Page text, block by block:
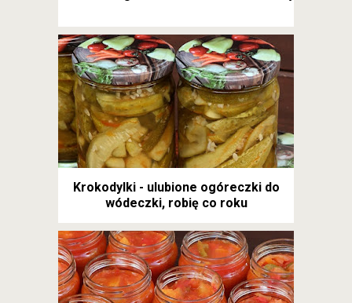
Krokodylki - ulubione ogóreczki do
wódeczki, robię co roku